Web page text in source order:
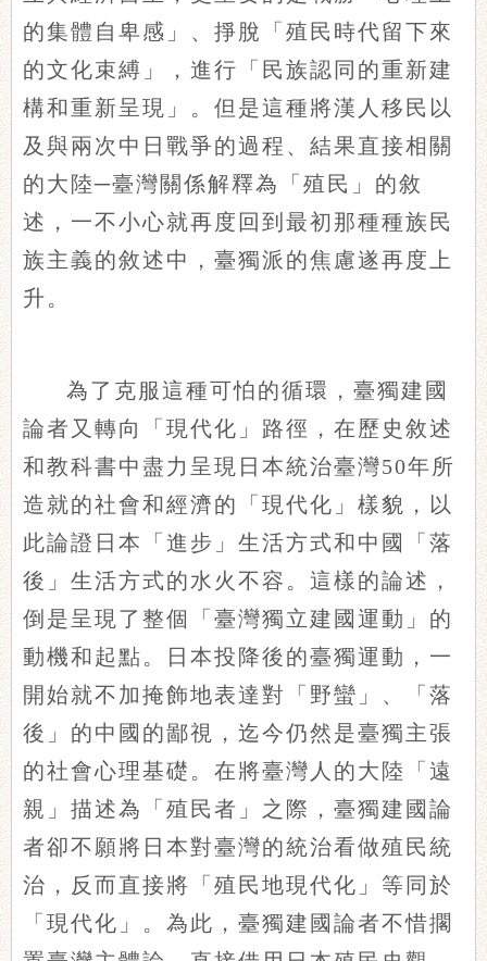
的集體自卑感」、掙脫「殖民時代留下來
的文化束縛」，進行「民族認同的重新建
構和重新呈現」。但是這種將漢人移民以
及與兩次中日戰爭的過程、結果直接相關
的大陸─臺灣關係解釋為「殖民」的敘
述，一不小心就再度回到最初那種種族民
族主義的敘述中，臺獨派的焦慮遂再度上
升。
為了克服這種可怕的循環，臺獨建國
論者又轉向「現代化」路徑，在歷史敘述
和教科書中盡力呈現日本統治臺灣50年所
造就的社會和經濟的「現代化」樣貌，以
此論證日本「進步」生活方式和中國「落
後」生活方式的水火不容。這樣的論述，
倒是呈現了整個「臺灣獨立建國運動」的
動機和起點。日本投降後的臺獨運動，一
開始就不加掩飾地表達對「野蠻」、「落
後」的中國的鄙視，迄今仍然是臺獨主張
的社會心理基礎。在將臺灣人的大陸「遠
親」描述為「殖民者」之際，臺獨建國論
者卻不願將日本對臺灣的統治看做殖民統
治，反而直接將「殖民地現代化」等同於
「現代化」。為此，臺獨建國論者不惜擱